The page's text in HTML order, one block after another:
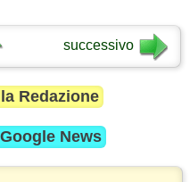
successivo
Redazione
Google News